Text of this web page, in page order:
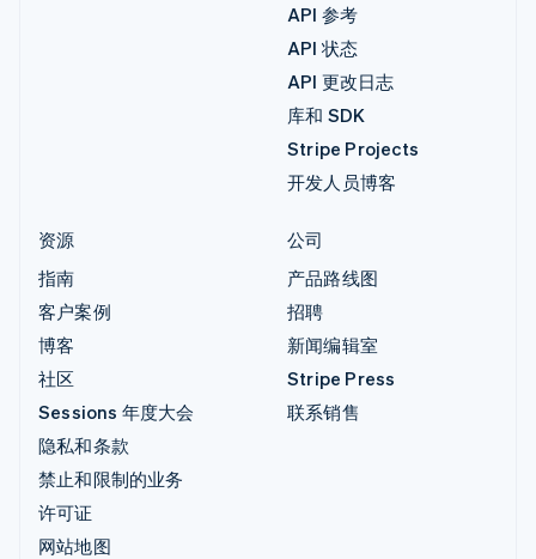
API 参考
API 状态
API 更改日志
库和 SDK
Stripe Projects
开发人员博客
资源
指南
客户案例
博客
社区
Sessions 年度大会
隐私和条款
禁止和限制的业务
许可证
网站地图
公司
产品路线图
招聘
新闻编辑室
Stripe Press
联系销售